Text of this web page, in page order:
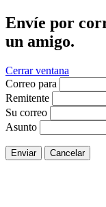
Envíe por
un amigo.
Cerrar ventana
Correo para
Remitente
Su correo
Asunto
Enviar Cancelar